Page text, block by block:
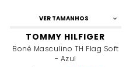
VER TAMANHOS
TOMMY HILFIGER
Boné Masculino TH Flag Soft
- Azul